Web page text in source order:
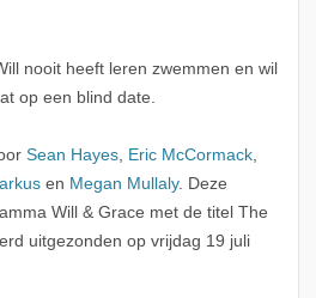
nooit heeft leren zwemmen en wil
op een blind date.
Sean Hayes, Eric McCormack,
en Megan Mullaly. Deze
Will & Grace met de titel The
uitgezonden op vrijdag 19 juli